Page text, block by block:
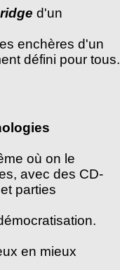
d'un
enchères d'un
défini pour tous.
où on le
avec des CD-
parties
en mieux